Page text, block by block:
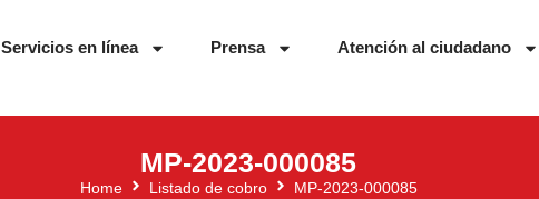
Servicios en línea Prensa Atención al ciudadano
MP-2023-000085
Home Listado de cobro MP-2023-000085